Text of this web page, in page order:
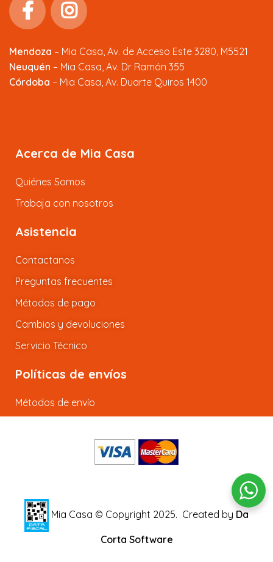
Mendoza – Mia Casa, Av. de Acceso Este 3280, M5521
Neuquén – Mia Casa, Av. Dr Ramón 355
Córdoba – Mia Casa, Av. Duarte Quiros 1400
Acerca de Mia Casa
Quiénes Somos
Trabaja con nosotros
Asistencia
Contactanos
Preguntas frecuentes
Métodos de pago
Cambios y devoluciones
Servicio Técnico
Políticas de envíos
Métodos de envío
Mia Casa © Copyright 2025. Created by Da
Corta Software